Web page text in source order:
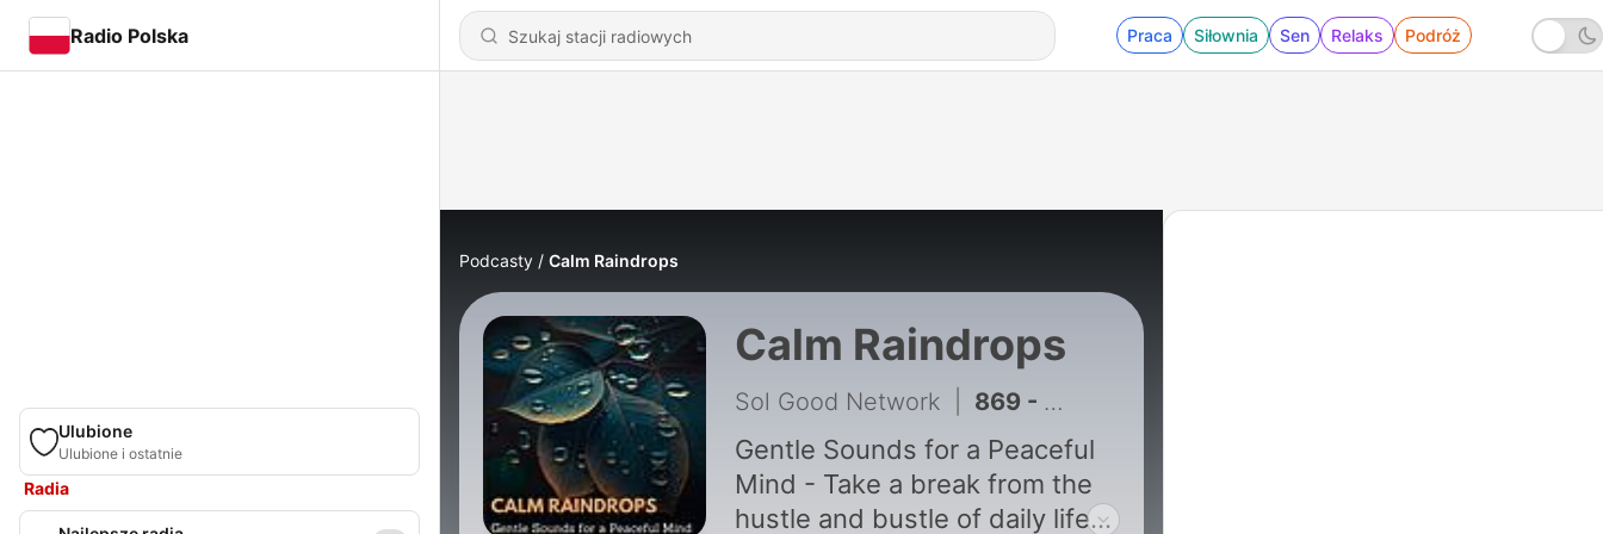
Radio Polska Praca Siłownia Sen Relaks Podróż
Ulubione
Ulubione i ostatnie
Radia
Podcasty Calm Raindrops
Calm Raindrops
Sol Good Network 869 - Gentle Rainstorm Tapping on a Bedroom Window - 10 Hours for Sleep, Meditation, & Relaxation
Gentle Sounds for a Peaceful
Mind - Take a break from the
hustle and bustle of daily life